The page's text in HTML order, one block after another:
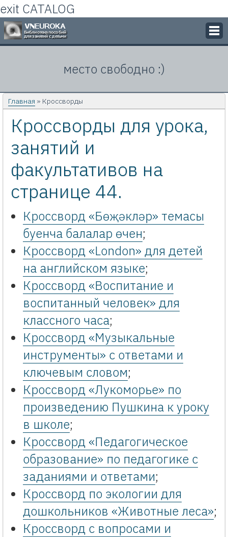
exit CATALOG
Кроссворды
Задачи
Контакты
место свободно :)
Главная » Кроссворды
Кроссворды для урока,
занятий и
факультативов на
странице 44.
Кроссворд «Бөҗәкләр» темасы
буенча балалар өчен;
Кроссворд «London» для детей
на английском языке;
Кроссворд «Воспитание и
воспитанный человек» для
классного часа;
Кроссворд «Музыкальные
инструменты» с ответами и
ключевым словом;
Кроссворд «Лукоморье» по
произведению Пушкина к уроку
в школе;
Кроссворд «Педагогическое
образование» по педагогике с
заданиями и ответами;
Кроссворд по экологии для
дошкольников «Животные леса»;
Кроссворд с вопросами и